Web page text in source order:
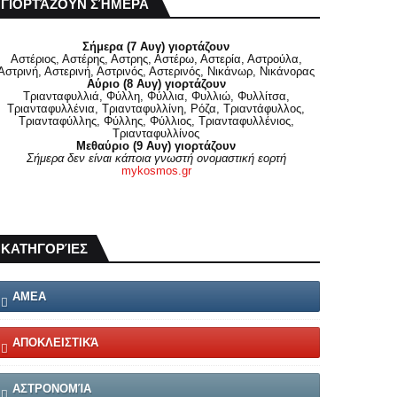
ΓΙΟΡΤΆΖΟΥΝ ΣΉΜΕΡΑ
Σήμερα (7 Αυγ) γιορτάζουν
Αστέριος, Αστέρης, Αστρης, Αστέρω, Αστερία, Αστρούλα,
Αστερινή, Αστρινός, Αστερινός, Νικάνωρ, Νικάνορας
Αύριο (8 Αυγ) γιορτάζουν
Τριανταφυλλιά, Φύλλη, Φύλλια, Φυλλιώ, Φυλλίτσα,
Τριανταφυλλένια, Τριανταφυλλίνη, Ρόζα, Τριαντάφυλλος,
Τριανταφύλλης, Φύλλης, Φύλλιος, Τριανταφυλλένιος,
Τριανταφυλλίνος
Μεθαύριο (9 Αυγ) γιορτάζουν
Σήμερα δεν είναι κάποια γνωστή ονομαστική εορτή
mykosmos.gr
ΚΑΤΗΓΟΡΊΕΣ
ΑΜΕΑ
ΑΠΟΚΛΕΙΣΤΙΚΆ
ΑΣΤΡΟΝΟΜΊΑ